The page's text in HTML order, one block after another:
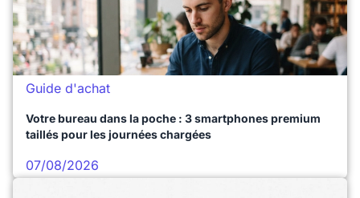
Guide d'achat
Votre bureau dans la poche : 3 smartphones premium
taillés pour les journées chargées
07/08/2026